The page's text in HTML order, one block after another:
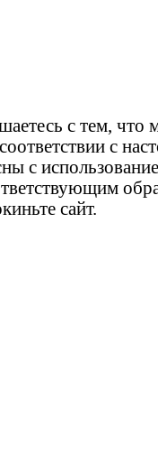
с тем,
с
с
сайт.